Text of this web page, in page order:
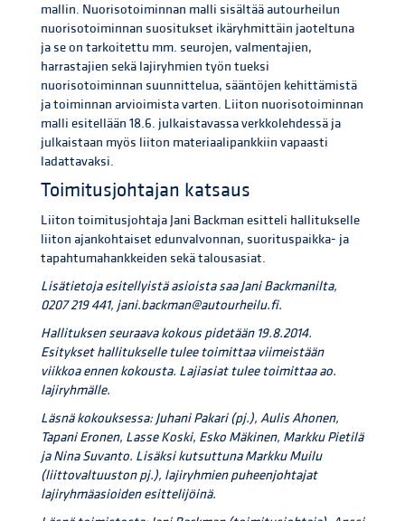
mallin. Nuorisotoiminnan malli sisältää autourheilun
nuorisotoiminnan suositukset ikäryhmittäin jaoteltuna
ja se on tarkoitettu mm. seurojen, valmentajien,
harrastajien sekä lajiryhmien työn tueksi
nuorisotoiminnan suunnittelua, sääntöjen kehittämistä
ja toiminnan arvioimista varten. Liiton nuorisotoiminnan
malli esitellään 18.6. julkaistavassa verkkolehdessä ja
julkaistaan myös liiton materiaalipankkiin vapaasti
ladattavaksi.
Toimitusjohtajan katsaus
Liiton toimitusjohtaja Jani Backman esitteli hallitukselle
liiton ajankohtaiset edunvalvonnan, suorituspaikka- ja
tapahtumahankkeiden sekä talousasiat.
Lisätietoja esitellyistä asioista saa Jani Backmanilta,
0207 219 441, jani.backman@autourheilu.fi.
Hallituksen seuraava kokous pidetään 19.8.2014.
Esitykset hallitukselle tulee toimittaa viimeistään
viikkoa ennen kokousta. Lajiasiat tulee toimittaa ao.
lajiryhmälle.
Läsnä kokouksessa: Juhani Pakari (pj.), Aulis Ahonen,
Tapani Eronen, Lasse Koski, Esko Mäkinen, Markku Pietilä
ja Nina Suvanto. Lisäksi kutsuttuna Markku Muilu
(liittovaltuuston pj.), lajiryhmien puheenjohtajat
lajiryhmäasioiden esittelijöinä.